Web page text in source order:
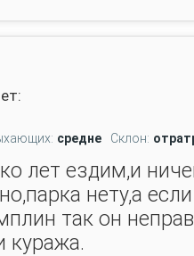
средне Склон:
лет ездим,и
нету,а
так он
куража.